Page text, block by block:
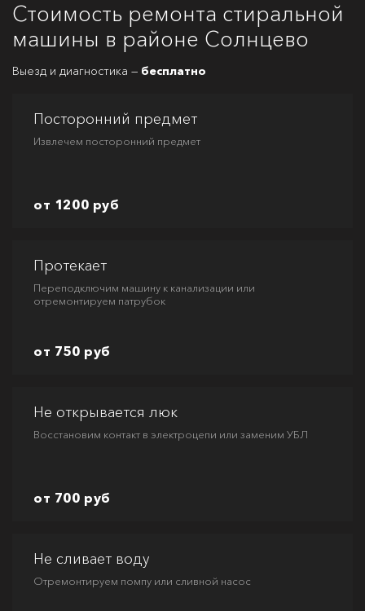
Стоимость ремонта стиральной
машины в районе Солнцево
Выезд и диагностика — бесплатно
Посторонний предмет
Извлечем посторонний предмет
от 1200 руб
Протекает
Переподключим машину к канализации или
отремонтируем патрубок
от 750 руб
Не открывается люк
Восстановим контакт в электроцепи или заменим УБЛ
от 700 руб
Не сливает воду
Отремонтируем помпу или сливной насос